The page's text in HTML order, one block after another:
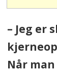
– Jeg er
Når